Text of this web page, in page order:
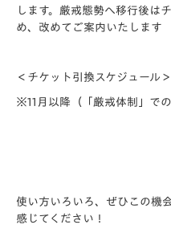
します。厳戒態勢へ移行後は
め、改めてご案内いたします
＜チケット引換スケジュール＞
※11月以降（「厳戒体制」で
使い方いろいろ、ぜひこの機
感じてください！